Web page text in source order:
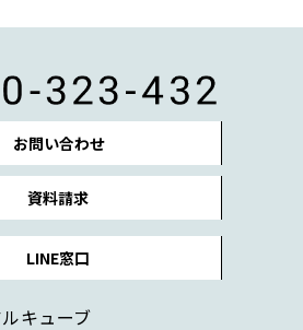
お問い合わせ
資料請求
LINE窓口
キューブ